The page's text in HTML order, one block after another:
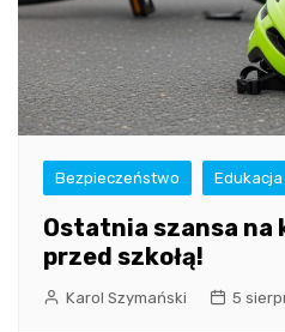
Bezpieczeństwo Edukacja
Ostatnia szansa na
przed szkołą!
Karol Szymański 5